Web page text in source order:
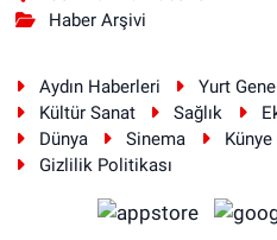
Haber Arşivi
Aydın Haberleri Yurt
Kültür Sanat
Sağlık
Dünya
Sinema Künye
Gizlilik Politikası